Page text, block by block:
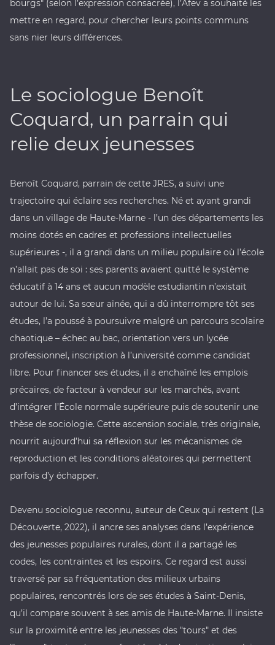
bourgs" (selon l’expression consacrée), l’Afev a souhaité les
mettre en regard, pour chercher leurs points communs
sans nier leurs différences.
Le sociologue Benoît
Coquard, un parrain qui
relie deux jeunesses
Benoît Coquard, parrain de cette JRES, a suivi une
trajectoire qui éclaire ses recherches. Né et ayant grandi
dans un village de Haute-Marne - l’un des départements les
moins dotés en cadres et professions intellectuelles
supérieures -, il a grandi dans un milieu populaire où l’école
n’allait pas de soi : ses parents avaient quitté le système
éducatif à 14 ans et aucun modèle estudiantin n’existait
autour de lui. Sa sœur aînée, qui a dû interrompre tôt ses
études, l’a poussé à poursuivre malgré un parcours scolaire
chaotique – échec au bac, orientation vers un lycée
professionnel, inscription à l’université comme candidat
libre. Pour financer ses études, il a enchaîné les emplois
précaires, de facteur à vendeur sur les marchés, avant
d’intégrer l’École normale supérieure puis de soutenir une
thèse de sociologie. Cette ascension sociale, très originale,
nourrit aujourd’hui sa réflexion sur les mécanismes de
reproduction et les conditions aléatoires qui permettent
parfois d’y échapper.
Devenu sociologue reconnu, auteur de Ceux qui restent (La
Découverte, 2022), il ancre ses analyses dans l’expérience
des jeunesses populaires rurales, dont il a partagé les
codes, les contraintes et les espoirs. Ce regard est aussi
traversé par sa fréquentation des milieux urbains
populaires, rencontrés lors de ses études à Saint-Denis,
qu’il compare souvent à ses amis de Haute-Marne. Il insiste
sur la proximité entre les jeunesses des "tours" et des